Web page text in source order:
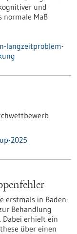
und
normale Maß
langzeitproblem-
2025
erstmals in Baden-
Behandlung
erhielt ein
über einen